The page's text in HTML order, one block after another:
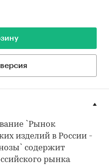
`Рынок
изделий в России -
содержит
рынка